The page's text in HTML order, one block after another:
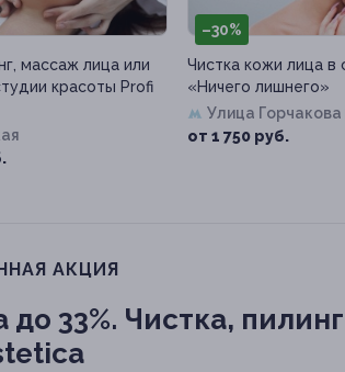
массаж лица или
красоты Profi
–30%
Чистка кожи лица в
«Ничего лишнего»
Улица Горчакова
от 1 750 руб.
АКЦИЯ
до 33%. Чистка,